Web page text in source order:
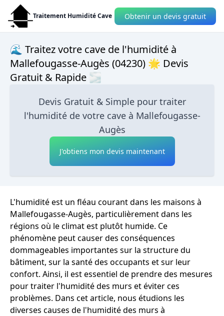
Traitement Humidité Cave Obtenir un devis gratuit
🌊 Traitez votre cave de l'humidité à
Mallefougasse-Augès (04230) 🌟 Devis
Gratuit & Rapide 🌫
Devis Gratuit & Simple pour traiter
l'humidité de votre cave à Mallefougasse-
Augès
J'obtiens mon devis maintenant
L'humidité est un fléau courant dans les maisons à
Mallefougasse-Augès, particulièrement dans les
régions où le climat est plutôt humide. Ce
phénomène peut causer des conséquences
dommageables importantes sur la structure du
bâtiment, sur la santé des occupants et sur leur
confort. Ainsi, il est essentiel de prendre des mesures
pour traiter l'humidité des murs et éviter ces
problèmes. Dans cet article, nous étudions les
diverses causes de l'humidité des murs à